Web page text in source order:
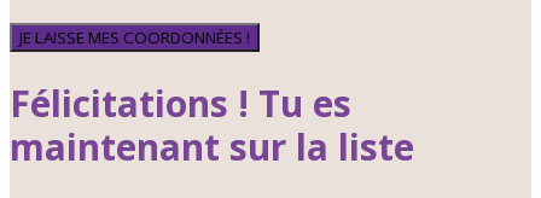
JE LAISSE MES COORDONNÉES !
Félicitations ! Tu es
maintenant sur la liste